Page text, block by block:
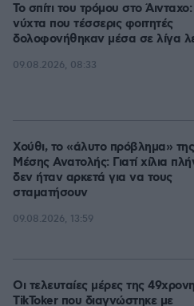
Το σπίτι του τρόμου στο
νύχτα που τέσσερις φοιτητές
δολοφονήθηκαν μέσα σε λίγα
09.08.2026, 08:33
Χούθι, το «άλυτο πρόβλημα» της
Μέσης Ανατολής: Γιατί χίλια
δεν ήταν αρκετά για να τους
σταματήσουν
09.08.2026, 13:59
Οι τελευταίες μέρες της
TikToker που διαγνώστηκε με